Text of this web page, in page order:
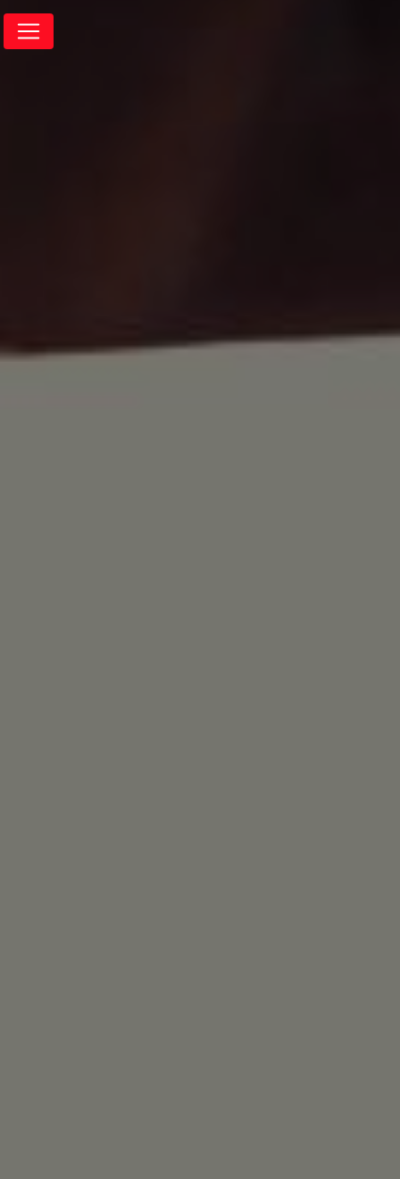
Panneau de gestion des cookies